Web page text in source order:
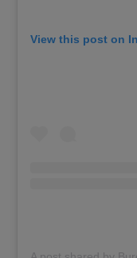
View this post on